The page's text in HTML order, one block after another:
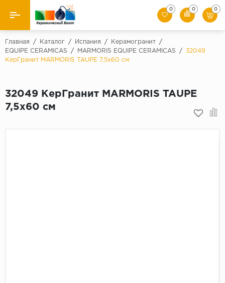
Назад
Производители
Керамогранит
0 0 0
Главная / Каталог / Испания / Керамогранит
/
EQUIPE CERAMICAS
/ MARMORIS EQUIPE CERAMICAS /
32049
КерГранит MARMORIS TAUPE 7,5x60 см
32049 КерГранит MARMORIS TAUPE
7,5x60 см